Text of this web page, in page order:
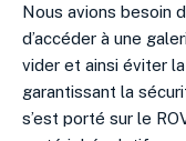
Nous avions besoin
d’accéder à une
vider et ainsi éviter
garantissant la
s’est porté sur le